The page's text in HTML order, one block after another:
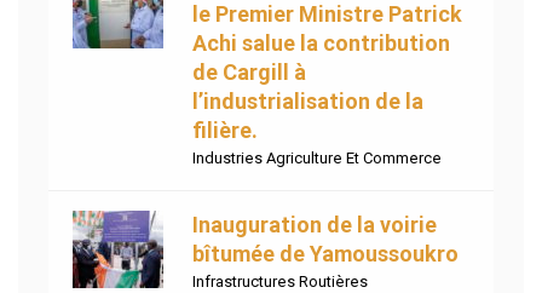
le Premier Ministre Patrick
Achi salue la contribution
de Cargill à
l’industrialisation de la
filière.
Industries Agriculture Et Commerce
Inauguration de la voirie
bîtumée de Yamoussoukro
Infrastructures Routières